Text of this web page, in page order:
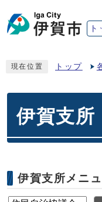
現在位置 トップ
伊賀支所
伊賀支所メニ